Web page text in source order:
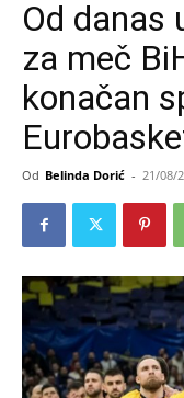
Od danas
za meč
konačan
Od Belinda Dorić - 21/08/